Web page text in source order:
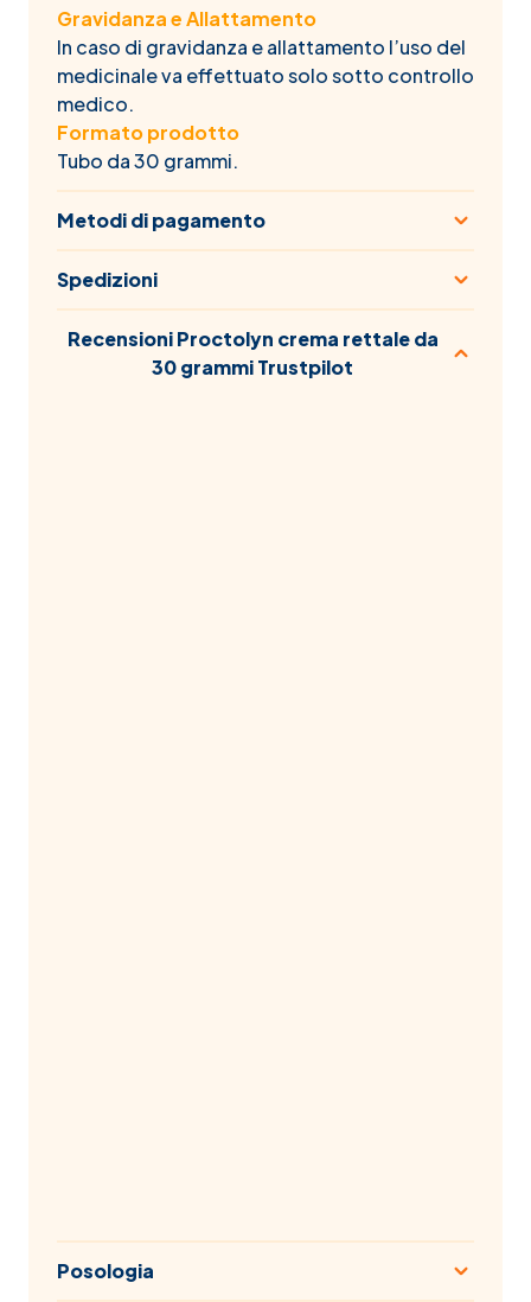
Gravidanza e Allattamento
In caso di gravidanza e allattamento l’uso del
medicinale va effettuato solo sotto controllo
medico.
Formato prodotto
Tubo da 30 grammi.
Metodi di pagamento
Spedizioni
Recensioni Proctolyn crema rettale da
30 grammi Trustpilot
Posologia